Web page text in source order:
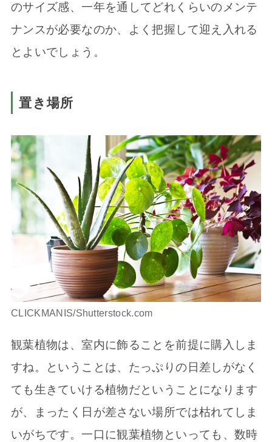
のサイズ感、一年を通してどれくらいのメンテ
ナンスが必要なのか、よく把握して迎え入れる
とよいでしょう。
置き場所
CLICKMANIS/Shutterstock.com
観葉植物は、室内に飾ることを前提に購入しま
すね。ということは、たっぷりの日差しがなく
ても生きていける植物だということになります
が、まったく日が差さない場所では枯れてしま
いがちです。一口に観葉植物といっても、数時